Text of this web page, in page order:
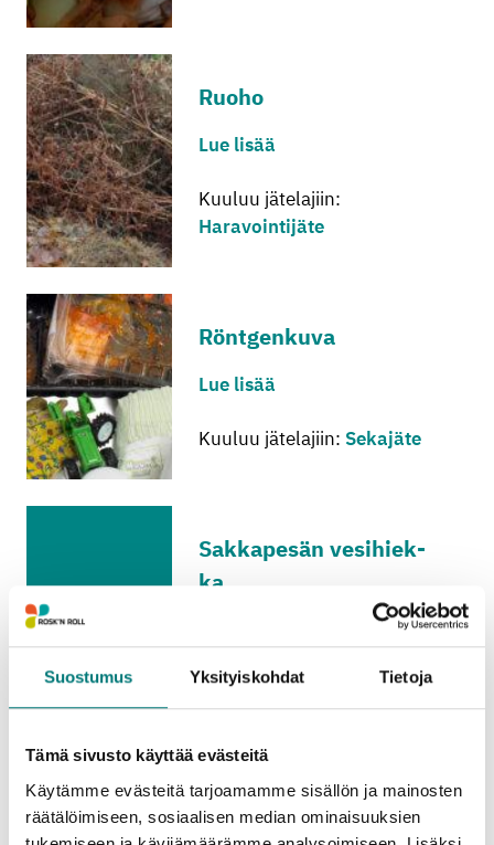
Suostumus Yksityiskohdat Tietoja
Tämä sivusto käyttää evästeitä
Käytämme evästeitä tarjoamamme sisällön ja mainosten
räätälöimiseen, sosiaalisen median ominaisuuksien
Ruoho
Lue lisää
Kuuluu jätelajiin:
Haravointijäte
Rönt­gen­ku­va
Lue lisää
Kuuluu jätelajiin: Sekajäte
Sak­ka­pe­sän ve­si­hiek­
ka
Kuuluu jätelajiin:
Sadevesikaivojäte
Sa­las­sa pi­det­tä­vät pa­